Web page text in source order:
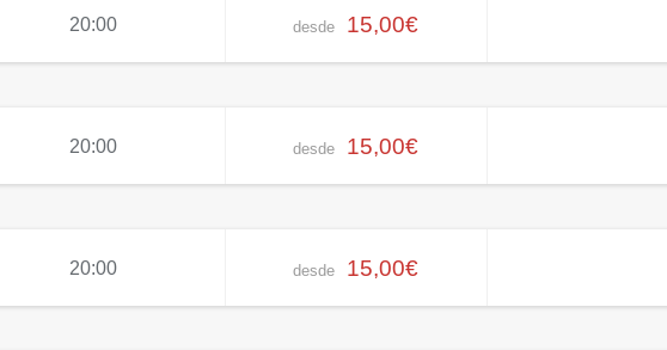
20:00 desde 15,00€
20:00 desde 15,00€
20:00 desde 15,00€